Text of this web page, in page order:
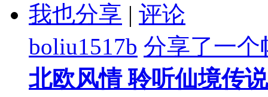
我也分享 | 评论
boliu1517b 分享了一个
北欧风情 聆听仙境传